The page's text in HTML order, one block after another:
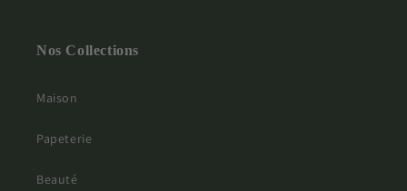
Nos Collections
Maison
Papeterie
Beauté